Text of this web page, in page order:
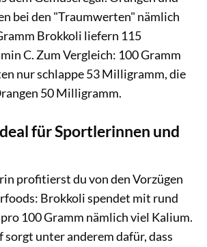
bei den "Traumwerten" nämlich
Brokkoli liefern 115
C. Zum Vergleich: 100 Gramm
nur schlappe 53 Milligramm, die
50 Milligramm.
für Sportlerinnen und
profitierst du von den Vorzügen
Brokkoli spendet mit rund
100 Gramm nämlich viel Kalium.
unter anderem dafür, dass